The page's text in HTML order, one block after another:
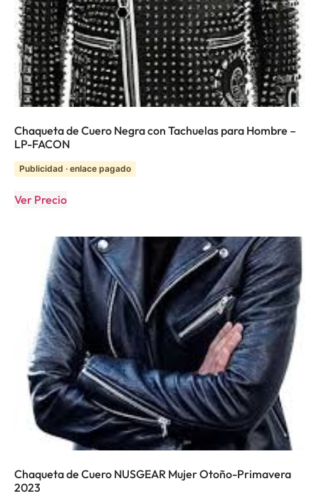
Chaqueta de Cuero Negra con Tachuelas para Hombre –
LP-FACON
Publicidad · enlace pagado
Ver Precio
Chaqueta de Cuero NUSGEAR Mujer Otoño-Primavera
2023